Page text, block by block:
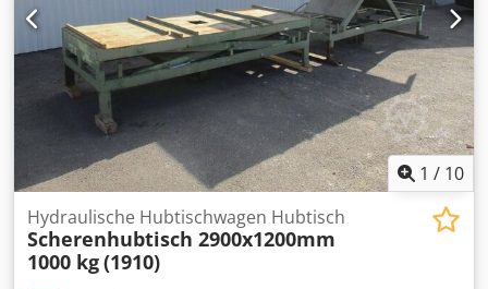
1 / 10
Hydraulische Hubtischwagen Hubtisch
Scherenhubtisch 2900x1200mm
1000 kg(1910)